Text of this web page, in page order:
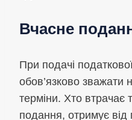
Вчасне
При подачі
обов’язково зважати
терміни. Хто втрачає
подання, отримує від